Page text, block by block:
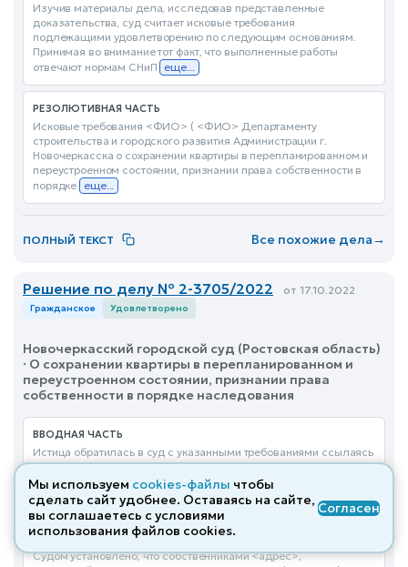
Изучив материалы дела, исследовав представленные
доказательства, суд считает исковые требования
подлежащими удовлетворению по следующим основаниям.
Принимая во внимание тот факт, что выполненные работы
отвечают нормам СНиП еще...
РЕЗОЛЮТИВНАЯ ЧАСТЬ
Исковые требования <ФИО> ( <ФИО> Департаменту
строительства и городского развития Администрации г.
Новочеркасска о сохранении квартиры в перепланированном и
переустроенном состоянии, признании права собственности в
порядке еще...
ПОЛНЫЙ ТЕКСТ Все похожие дела→
Решение по делу № 2-3705/2022 от 17.10.2022
Гражданское Удовлетворено
Новочеркасский городской суд (Ростовская область)
· О сохранении квартиры в перепланированном и
переустроенном состоянии, признании права
собственности в порядке наследования
ВВОДНАЯ ЧАСТЬ
Истица обратилась в суд с указанными требованиями ссылаясь
на то, что собственниками <адрес>, находящейся по адресу:
<адрес> являются <ФИО> и <ФИО> на основании договора на
передачу и продажу квартир (домов) еще...
ОПИСАТЕЛЬНАЯ ЧАСТЬ
Судом установлено, что собственниками <адрес>,
Мы используем cookies-файлы чтобы
сделать сайт удобнее. Оставаясь на сайте,
вы соглашаетесь с условиями
использования файлов cооkies.
Согласен